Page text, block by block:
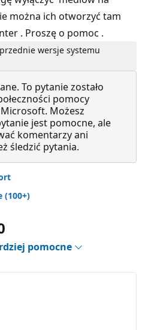
można ich otworzyć tam
. Proszę o pomoc .
wersje systemu
To pytanie zostało
pomocy
Możesz
jest pomocne, ale
komentarzy ani
śledzić pytania.
(100+)
pomocne